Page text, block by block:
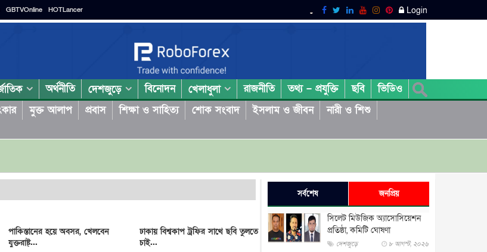
GBTVOnline HOTLancer Login
অর্থনীতি দেশজুড়ে বিনোদন খেলাধুলা রাজনীতি তথ্য – প্রযুক্তি ছবি
ভিডিও
মুক্ত আলাপ প্রবাস শিক্ষা ও সাহিত্য শোক সংবাদ ইসলাম ও জীবন
নারী ও শিশু
পাকিস্তানের হয়ে অবসর, খেলবেন
যুক্তরাষ্ট্...
ঢাকায় বিশ্বকাপ ট্রফির সাথে ছবি তুলতে
চাই...
সর্বশেষ জনপ্রিয়
সিলেট মিউজিক অ্যাসোসিয়েশন
প্রতিষ্ঠা, কমিটি ঘোষণা
দেশজুড়ে ৮ আগস্ট, ২০২৬